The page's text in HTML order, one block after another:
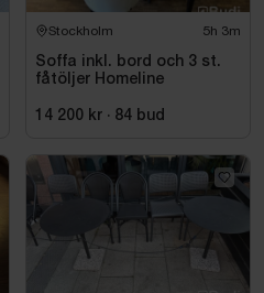
Stockholm 5h 3m
Soffa inkl. bord och 3 st.
fåtöljer Homeline
14 200 kr · 84 bud